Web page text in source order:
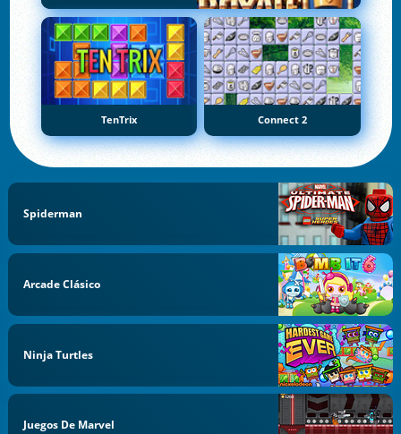
TenTrix Connect 2
Spiderman
Arcade Clásico
Ninja Turtles
Juegos De Marvel